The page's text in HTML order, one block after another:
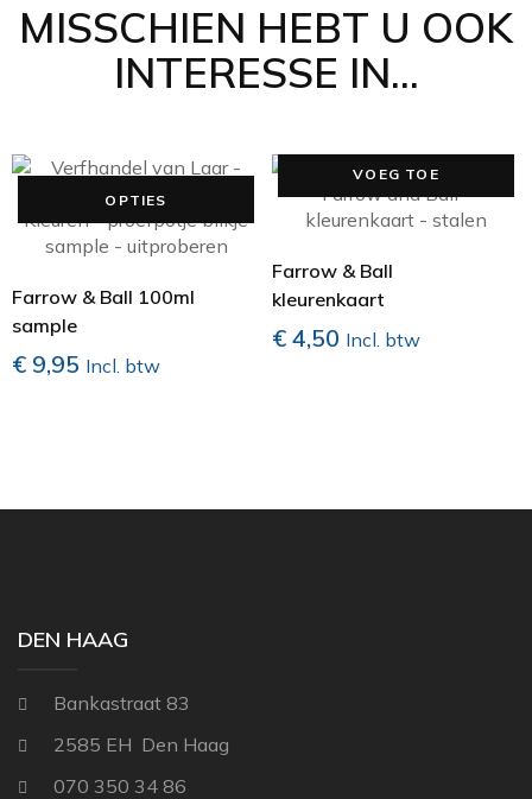
MISSCHIEN HEBT U OOK
INTERESSE IN...
OPTIES
product
meerdere
variaties.
optie
Farrow & Ball 100ml
sample
€ 9,95 Incl. btw
VOEG TOE
Farrow & Ball
kleurenkaart
€ 4,50 Incl. btw
DEN HAAG
Bankastraat 83
2585 EH Den Haag
070 350 34 86